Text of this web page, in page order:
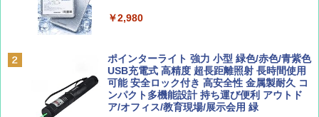
Coyote No.89 特集 星野道夫 夢見る旅
￥1,540
A09 地球の歩き方 イタリア 2026～2027 地
球の歩き方A ヨーロッパ
￥2,479
&ハイキング カーキ PATC-150(KH)
PYKES PEAK (パイクスピーク) 着替えテン
ト プライバシー テント 【中が透けない】 1
人用 折りたたみ 防災グッズ 災害用トイレ ビ
￥2,980
ポインターライト 強力 小型 緑色/赤色/青紫色
USB充電式 高精度 超長距離照射 長時間使用
可能 安全ロック付き 高安全性 金属製耐久 コ
ンパクト多機能設計 持ち運び便利 アウトド
ア/オフィス/教育現場/展示会用 緑